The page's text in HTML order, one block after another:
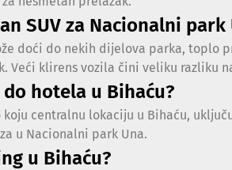
SUV za Nacionalni park
doći do nekih dijelova parka, toplo
Veći klirens vozila čini veliku razliku
hotela u Bihaću?
centralnu lokaciju u Bihaću,
u Nacionalni park Una.
u Bihaću?